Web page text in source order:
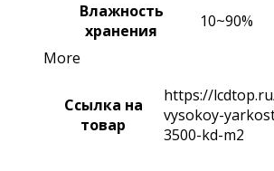
Влажность
хранения
10~90%
More
Ссылка на
товар
https://
vysokoy-
3500-kd-m2